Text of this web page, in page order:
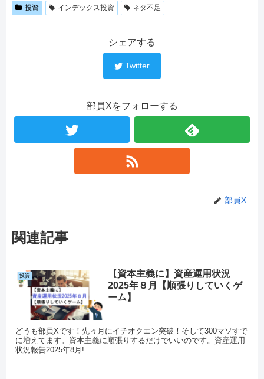
投資 インデックス投資 ネタ不足
シェアする
Twitter
部員Xをフォローする
部員X
関連記事
投資
【資本主義に】資産運用状況
2025年８月【順張りしていくゲ
ーム】
どうも部員Xです！先々月にイチオクエン突破！そして300マソすで
に増えてます。資本主義に順張りするだけでいいのです。資産運用
状況報告2025年8月!